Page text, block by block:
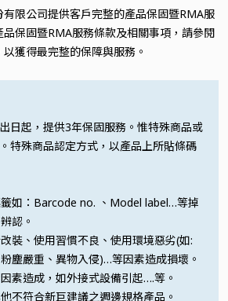
有限公司提供客戶完整的產品保固暨RMA服
品保固暨RMA服務條款及相關事項，請參閱
獲得最完整的保障與服務。
日起，提供3年保固服務。惟特殊商品或
特殊商品認定方式，以產品上所貼條碼
如：Barcode no. 、Model label…等掉
認。
裝、使用習慣不良、使用環境惡劣(如:
塵嚴重、異物入侵)…等因素造成損壞。
素造成，如外接式設備引起….等。
不符合新巨建議之週邊規格產品。